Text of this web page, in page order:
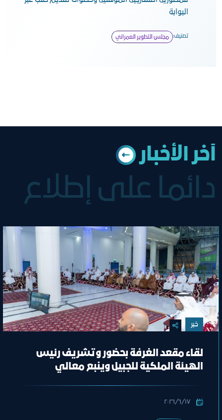
البوابة
تصنيف: مجلس التطوير العمراني
آﺧﺮ اﻟﺄﺧﺒﺎر
دائما على إطلاع
خبر
لقاء مقعد الغرفة بحضور وتشريف رئيس
الهيئة الملكية للجبيل وينبع معالي
١٧‏/٦‏/٢٠٢٦